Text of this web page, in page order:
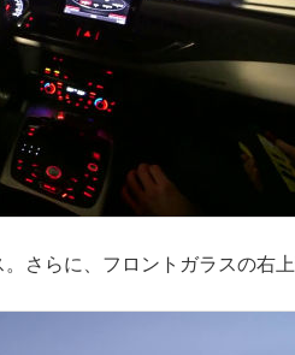
さらに、フロントガラスの右